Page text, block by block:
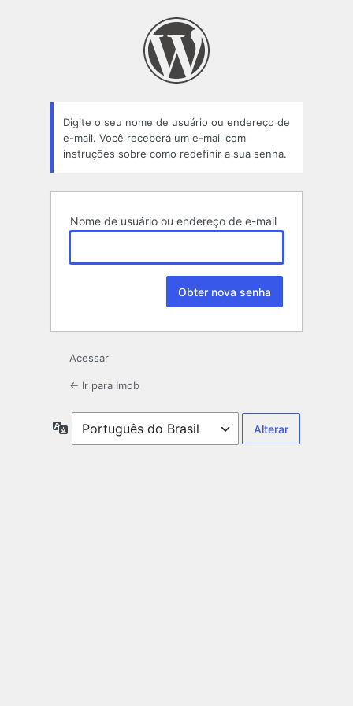
Digite o seu nome de usuário ou endereço de
e-mail. Você receberá um e-mail com
instruções sobre como redefinir a sua senha.
Nome de usuário ou endereço de e-mail
Acessar
← Ir para Imob
Idioma